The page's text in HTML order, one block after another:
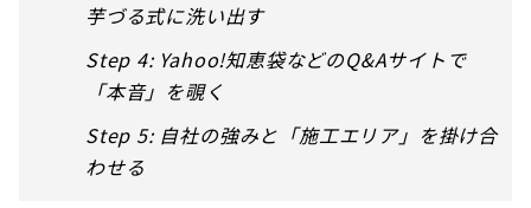
芋づる式に洗い出す
Step 4: Yahoo!知恵袋などのQ&Aサイトで
「本音」を覗く
Step 5: 自社の強みと「施工エリア」を掛け合
わせる